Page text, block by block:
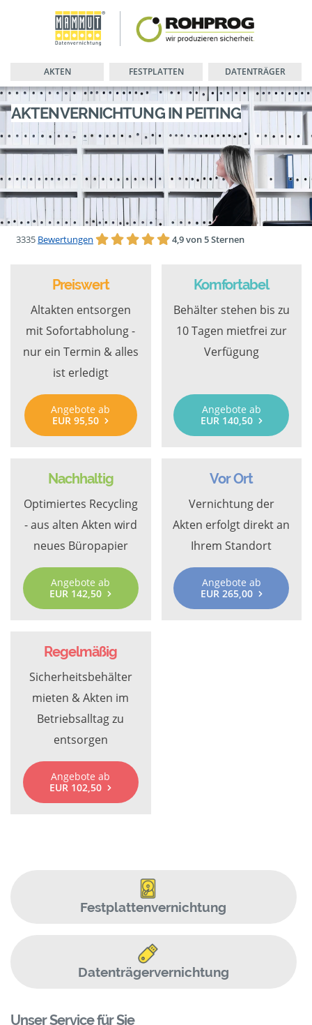
AKTEN FESTPLATTEN DATENTRÄGER
AKTENVERNICHTUNG IN PEITING
3335 Bewertungen 4,9 von 5 Sternen
Preiswert
Altakten entsorgen
mit Sofortabholung -
nur ein Termin & alles
ist erledigt
Angebote ab
EUR 95,50
Komfortabel
Behälter stehen bis zu
10 Tagen mietfrei zur
Verfügung
Angebote ab
EUR 140,50
Nachhaltig
Optimiertes Recycling
- aus alten Akten wird
neues Büropapier
Angebote ab
EUR 142,50
Vor Ort
Vernichtung der
Akten erfolgt direkt an
Ihrem Standort
Angebote ab
EUR 265,00
Regelmäßig
Sicherheitsbehälter
mieten & Akten im
Betriebsalltag zu
entsorgen
Angebote ab
EUR 102,50
Festplattenvernichtung
Datenträgervernichtung
Unser Service für Sie